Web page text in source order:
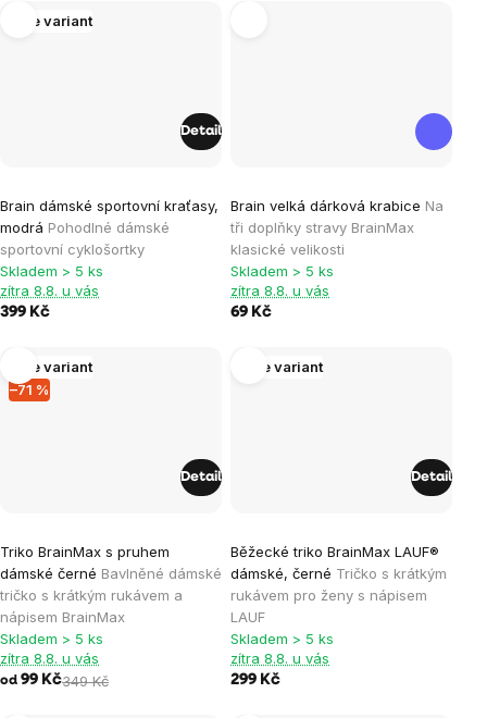
Více variant
Brain dámské sportovní kraťasy,
modrá Pohodlné dámské
sportovní cyklošortky
Skladem > 5 ks
zítra 8.8. u vás
399 Kč
Detail
Brain velká dárková krabice Na
tři doplňky stravy BrainMax
klasické velikosti
Skladem > 5 ks
zítra 8.8. u vás
69 Kč
–71 %
Více variant
Triko BrainMax s pruhem
dámské černé Bavlněné dámské
tričko s krátkým rukávem a
nápisem BrainMax
hodnocení
produktu
je
0,0
z
Skladem > 5 ks
zítra 8.8. u vás
od 99 Kč349 Kč
Detail
Více variant
Běžecké triko BrainMax LAUF®
dámské, černé Tričko s krátkým
rukávem pro ženy s nápisem
LAUF
hodnocení
produktu
je
5,0
z
Skladem > 5 ks
zítra 8.8. u vás
299 Kč
Detail